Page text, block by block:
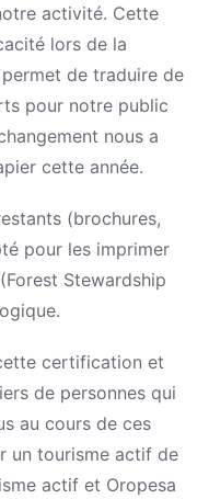
activité. Cette
lors de la
de traduire de
pour notre public
nous a
cette année.
(brochures,
pour les imprimer
Stewardship
certification et
de personnes qui
au cours de ces
un tourisme actif de
actif et Oropesa